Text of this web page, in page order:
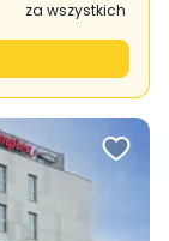
za wszystkich